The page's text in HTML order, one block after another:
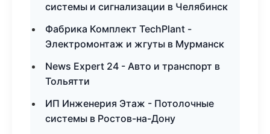
системы и сигнализации в Челябинск
Фабрика Комплект TechPlant -
Электромонтаж и жгуты в Мурманск
News Expert 24 - Авто и транспорт в
Тольятти
ИП Инженерия Этаж - Потолочные
системы в Ростов-на-Дону